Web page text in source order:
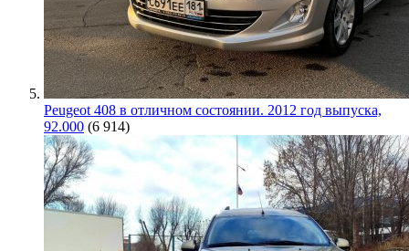
Peugeot 408 в отличном состоянии. 2012 год выпуска,
92.000 (6 914)